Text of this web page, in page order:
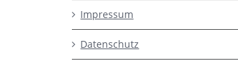
Impressum
Datenschutz